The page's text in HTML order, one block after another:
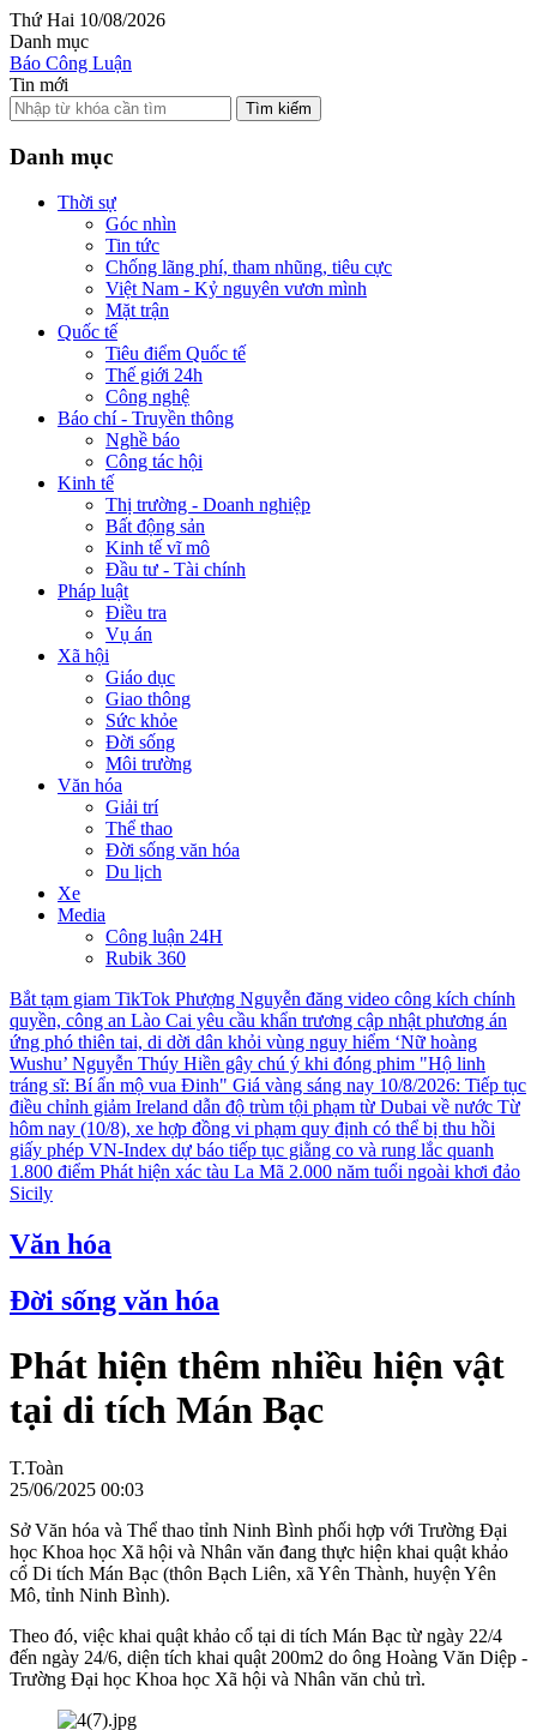
Thứ Hai 10/08/2026
Danh mục
Báo Công Luận
Tin mới
Tìm kiếm
Danh mục
Thời sự
Góc nhìn
Tin tức
Chống lãng phí, tham nhũng, tiêu cực
Việt Nam - Kỷ nguyên vươn mình
Mặt trận
Quốc tế
Tiêu điểm Quốc tế
Thế giới 24h
Công nghệ
Báo chí - Truyền thông
Nghề báo
Công tác hội
Kinh tế
Thị trường - Doanh nghiệp
Bất động sản
Kinh tế vĩ mô
Đầu tư - Tài chính
Pháp luật
Điều tra
Vụ án
Xã hội
Giáo dục
Giao thông
Sức khỏe
Đời sống
Môi trường
Văn hóa
Giải trí
Thể thao
Đời sống văn hóa
Du lịch
Xe
Media
Công luận 24H
Rubik 360
Bắt tạm giam TikTok Phượng Nguyễn đăng video công kích chính
quyền, công an Lào Cai yêu cầu khẩn trương cập nhật phương án
ứng phó thiên tai, di dời dân khỏi vùng nguy hiểm ‘Nữ hoàng
Wushu’ Nguyễn Thúy Hiền gây chú ý khi đóng phim "Hộ linh
tráng sĩ: Bí ẩn mộ vua Đinh" Giá vàng sáng nay 10/8/2026: Tiếp tục
điều chỉnh giảm Ireland dẫn độ trùm tội phạm từ Dubai về nước Từ
hôm nay (10/8), xe hợp đồng vi phạm quy định có thể bị thu hồi
giấy phép VN-Index dự báo tiếp tục giằng co và rung lắc quanh
1.800 điểm Phát hiện xác tàu La Mã 2.000 năm tuổi ngoài khơi đảo
Sicily
Văn hóa
Đời sống văn hóa
Phát hiện thêm nhiều hiện vật
tại di tích Mán Bạc
T.Toàn
25/06/2025 00:03
Sở Văn hóa và Thể thao tỉnh Ninh Bình phối hợp với Trường Đại
học Khoa học Xã hội và Nhân văn đang thực hiện khai quật khảo
cổ Di tích Mán Bạc (thôn Bạch Liên, xã Yên Thành, huyện Yên
Mô, tỉnh Ninh Bình).
Theo đó, việc khai quật khảo cổ tại di tích Mán Bạc từ ngày 22/4
đến ngày 24/6, diện tích khai quật 200m2 do ông Hoàng Văn Diệp -
Trường Đại học Khoa học Xã hội và Nhân văn chủ trì.